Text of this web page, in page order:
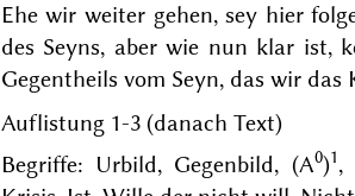
Ehe wir weiter gehen, sey hier
des Seyns, aber wie nun klar ist,
Gegentheils vom Seyn, das wir
Auflistung 1-3 (danach Text)
Begriffe: Urbild, Gegenbild, (A0)1,